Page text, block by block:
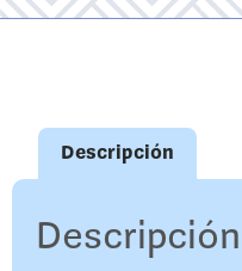
Descripción